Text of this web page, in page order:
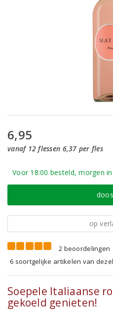
6,95
vanaf 12 flessen 6,37 per fles
Voor 18:00 besteld, morgen
op
2 beoordelingen
6 soortgelijke artikelen van
Soepele Italiaanse
gekoeld genieten!